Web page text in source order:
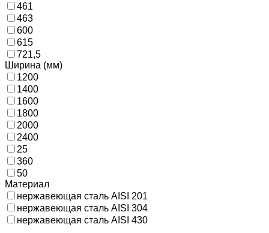
461
463
600
615
721,5
Ширина (мм)
1200
1400
1600
1800
2000
2400
25
360
50
Материал
нержавеющая сталь AISI 201
нержавеющая сталь AISI 304
нержавеющая сталь AISI 430